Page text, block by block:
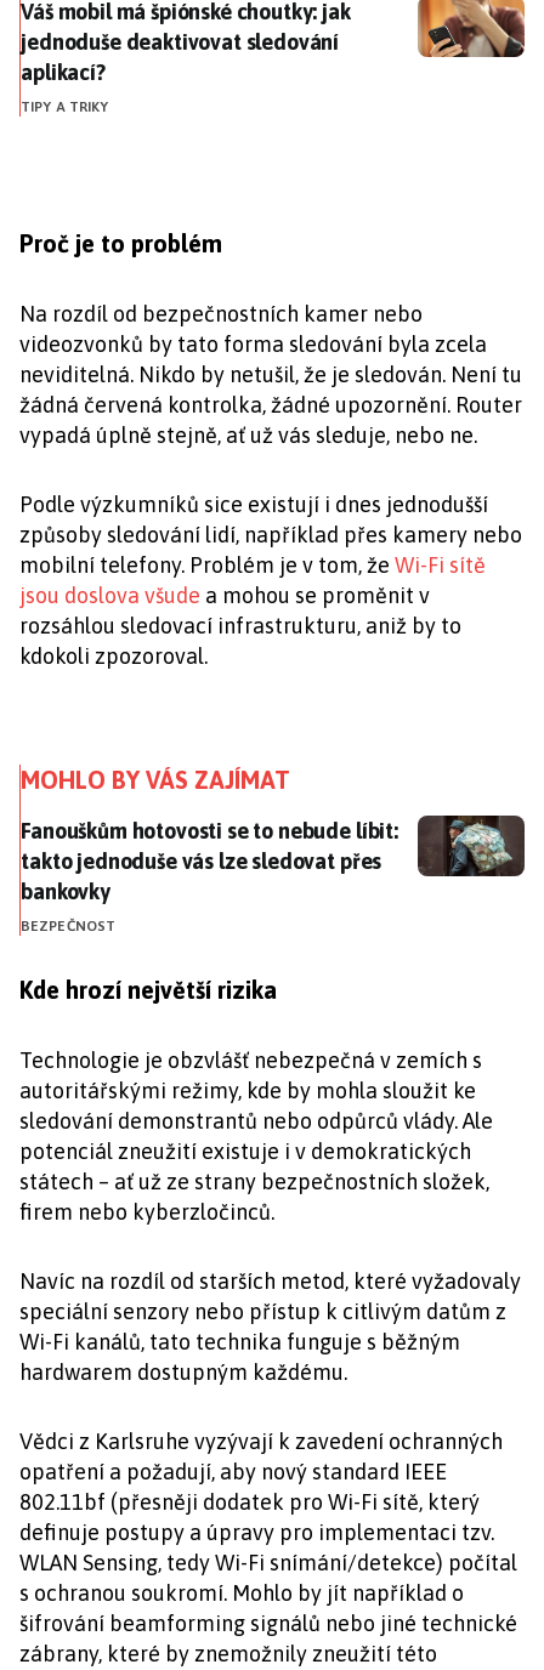
Váš mobil má špiónské choutky: jak jednoduše
Váš mobil má špiónské choutky: jak
jednoduše deaktivovat sledování
aplikací?
TIPY A TRIKY
Proč je to problém
Na rozdíl od bezpečnostních kamer nebo
videozvonků by tato forma sledování byla zcela
neviditelná. Nikdo by netušil, že je sledován. Není tu
žádná červená kontrolka, žádné upozornění. Router
vypadá úplně stejně, ať už vás sleduje, nebo ne.
Podle výzkumníků sice existují i dnes jednodušší
způsoby sledování lidí, například přes kamery nebo
mobilní telefony. Problém je v tom, že Wi-Fi sítě
jsou doslova všude a mohou se proměnit v
rozsáhlou sledovací infrastrukturu, aniž by to
kdokoli zpozoroval.
MOHLO BY VÁS ZAJÍMAT
Fanouškům hotovosti se to nebude líbit: takto
Fanouškům hotovosti se to nebude líbit:
takto jednoduše vás lze sledovat přes
bankovky
BEZPEČNOST
Kde hrozí největší rizika
Technologie je obzvlášť nebezpečná v zemích s
autoritářskými režimy, kde by mohla sloužit ke
sledování demonstrantů nebo odpůrců vlády. Ale
potenciál zneužití existuje i v demokratických
státech – ať už ze strany bezpečnostních složek,
firem nebo kyberzločinců.
Navíc na rozdíl od starších metod, které vyžadovaly
speciální senzory nebo přístup k citlivým datům z
Wi-Fi kanálů, tato technika funguje s běžným
hardwarem dostupným každému.
Vědci z Karlsruhe vyzývají k zavedení ochranných
opatření a požadují, aby nový standard IEEE
802.11bf (přesněji dodatek pro Wi-Fi sítě, který
definuje postupy a úpravy pro implementaci tzv.
WLAN Sensing, tedy Wi-Fi snímání/detekce) počítal
s ochranou soukromí. Mohlo by jít například o
šifrování beamforming signálů nebo jiné technické
zábrany, které by znemožnily zneužití této